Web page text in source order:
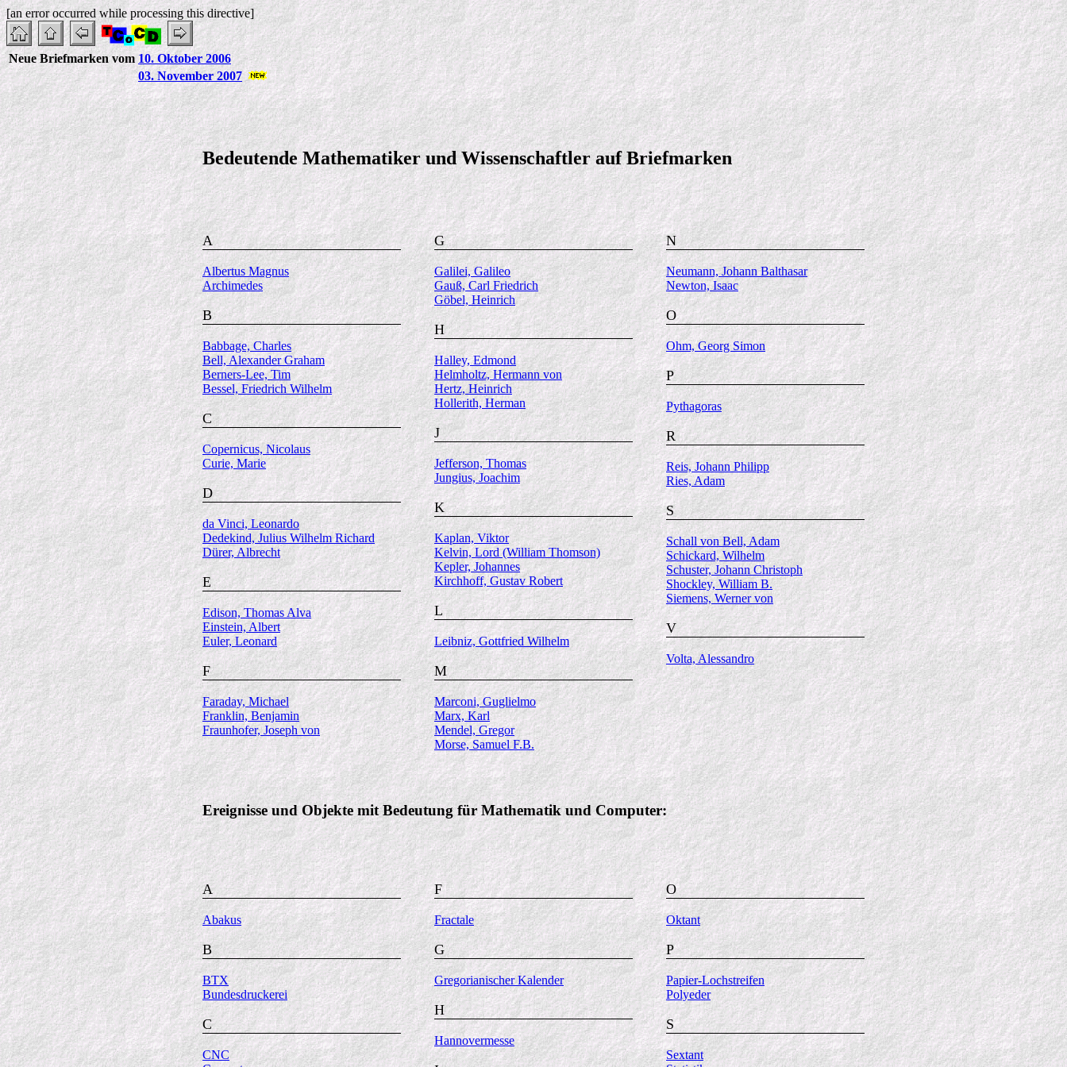
[an error occurred while processing this directive]
Neue Briefmarken vom 10. Oktober 2006
03. November 2007
Bedeutende Mathematiker und Wissenschaftler auf Briefmarken
A
Albertus Magnus
Archimedes
B
Babbage, Charles
Bell, Alexander Graham
Berners-Lee, Tim
Bessel, Friedrich Wilhelm
C
Copernicus, Nicolaus
Curie, Marie
D
da Vinci, Leonardo
Dedekind, Julius Wilhelm Richard
Dürer, Albrecht
E
Edison, Thomas Alva
Einstein, Albert
Euler, Leonard
F
Faraday, Michael
Franklin, Benjamin
Fraunhofer, Joseph von
G
Galilei, Galileo
Gauß, Carl Friedrich
Göbel, Heinrich
H
Halley, Edmond
Helmholtz, Hermann von
Hertz, Heinrich
Hollerith, Herman
J
Jefferson, Thomas
Jungius, Joachim
K
Kaplan, Viktor
Kelvin, Lord (William Thomson)
Kepler, Johannes
Kirchhoff, Gustav Robert
L
Leibniz, Gottfried Wilhelm
M
Marconi, Guglielmo
Marx, Karl
Mendel, Gregor
Morse, Samuel F.B.
N
Neumann, Johann Balthasar
Newton, Isaac
O
Ohm, Georg Simon
P
Pythagoras
R
Reis, Johann Philipp
Ries, Adam
S
Schall von Bell, Adam
Schickard, Wilhelm
Schuster, Johann Christoph
Shockley, William B.
Siemens, Werner von
V
Volta, Alessandro
Ereignisse und Objekte mit Bedeutung für Mathematik und Computer:
A
Abakus
B
BTX
Bundesdruckerei
C
CNC
F
Fractale
G
Gregorianischer Kalender
H
Hannovermesse
O
Oktant
P
Papier-Lochstreifen
Polyeder
S
Sextant